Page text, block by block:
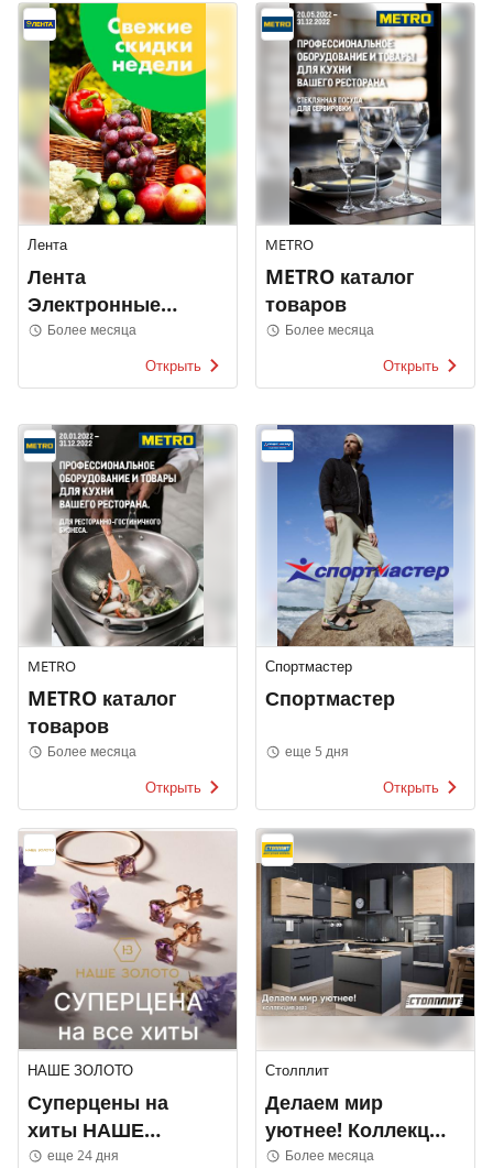
Лента
Лента
Электронные
каталоги
Более месяца
Открыть
METRO
METRO каталог
товаров
Более месяца
Открыть
METRO
METRO каталог
товаров
Более месяца
Открыть
Спортмастер
Спортмастер
еще 5 дня
Открыть
НАШЕ ЗОЛОТО
Суперцены на
хиты НАШЕ
ЗОЛОТО
еще 24 дня
Столплит
Делаем мир
уютнее! Коллекция
2022Более месяца